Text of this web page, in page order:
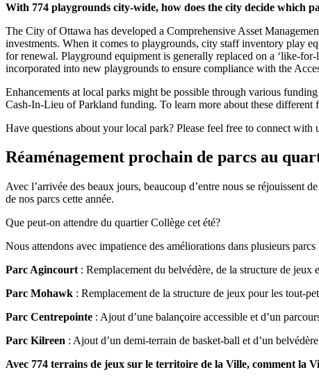
With 774 playgrounds city-wide, how does the city decide which
The City of Ottawa has developed a Comprehensive Asset
investments. When it comes to playgrounds, city staff inventory play
for renewal. Playground equipment is generally replaced on a ‘like-
incorporated into new playgrounds to ensure compliance with the
Enhancements at local parks might be possible through various
Cash-In-Lieu of Parkland funding. To learn more about these different
Have questions about your local park? Please feel free to connect with
Réaménagement prochain de parcs au
Avec l’arrivée des beaux jours, beaucoup d’entre nous se réjouissent
de nos parcs cette année.
Que peut-on attendre du quartier Collège cet été?
Nous attendons avec impatience des améliorations dans plusieurs
Parc Agincourt : Remplacement du belvédère, de la structure de jeux
Parc Mohawk : Remplacement de la structure de jeux pour les tout-
Parc Centrepointe : Ajout d’une balançoire accessible et d’un
Parc Kilreen : Ajout d’un demi-terrain de basket-ball et d’un belvédère
Avec 774 terrains de jeux sur le territoire de la Ville, comment la